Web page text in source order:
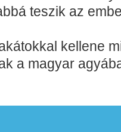
teszik az
kellene
a magyar